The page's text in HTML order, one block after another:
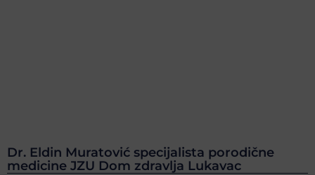
Dr. Eldin Muratović specijalista porodične
medicine JZU Dom zdravlja Lukavac